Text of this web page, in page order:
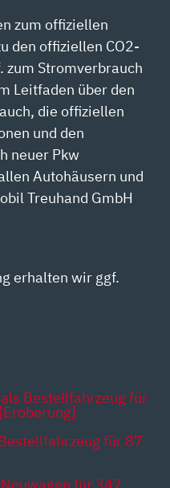
zum offiziellen
den offiziellen CO2-
zum Stromverbrauch
Leitfaden über den
die offiziellen
und den
neuer Pkw
Autohäusern und
Treuhand GmbH
erhalten wir ggf.
Bestellfahrzeug für
für 87